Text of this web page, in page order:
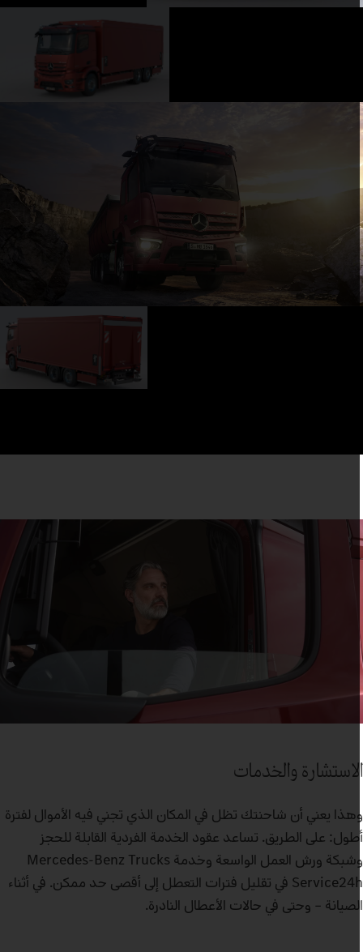
والخدمات
يعني أن شاحنتك تظل في المكان الذي تجني فيه الأموال لفترة
على الطريق. تساعد عقود الخدمة الفردية القابلة للحجز
وشبكة ورش العمل الواسعة وخدمة Mercedes-Benz Trucks
Service24h في تقليل فترات التعطل إلى أقصى حد ممكن. في أثناء
– وحتى في حالات الأعطال النادرة.